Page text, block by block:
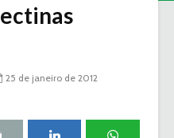
25 de janeiro de 2012